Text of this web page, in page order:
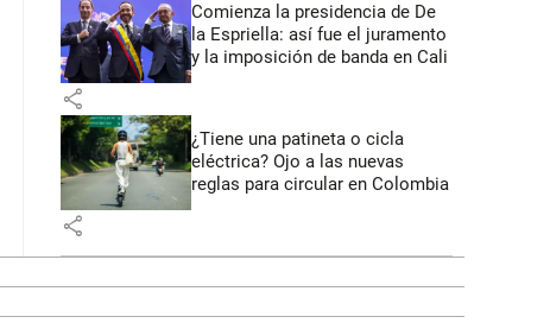
Comienza la presidencia de De
la Espriella: así fue el juramento
y la imposición de banda en Cali
share
¿Tiene una patineta o cicla
eléctrica? Ojo a las nuevas
reglas para circular en Colombia
share